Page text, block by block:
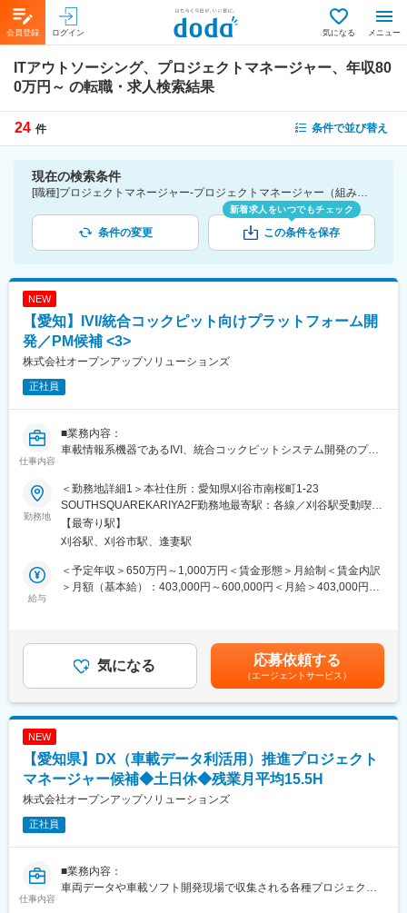
会員登録 ログイン 気になる メニュー
ITアウトソーシング、プロジェクトマネージャー、年収80
0万円～ の転職・求人検索結果
24 件 条件で並び替え
現在の検索条件
[職種]プロジェクトマネージャー-プロジェクトマネージャー（組み込みソフトウエア） [業種]ITアウトソーシング-IT・通信業界 [年収]800万円～
条件の変更
新着求人をいつでもチェック
この条件を保存
NEW
【愛知】IVI/統合コックピット向けプラットフォーム開
発／PM候補 <3>
株式会社オープンアップソリューションズ
正社員
仕事内容
■業務内容：
車載情報系機器であるIVI、統合コックピットシステム開発のプロ
■具体的には：
◎地図描画／案内／ルート探索etcの機能開発
◎～5名のメンバを配下に、管轄するチームの受け持つ機能開発の
作業計画を立案し、チームマネジメントを行う
◎IVI／統合コックピットシステム内の機能開発を担当
◎上流～下流まで対応しており幅広くキャリア形成可能
■主な使用ツール：
Visual Studio、Microsoft Teams、Git
■築けるキャリア：
・車載組込みエンジニア
ニアを支援する」エンジニアファーストの開発会社です。
当社ではその考えから、「面接＝選考」ではなく「面接＝マッチ
勤務地
＜勤務地詳細1＞本社住所：愛知県刈谷市南桜町1-23
SOUTHSQUAREKARIYA2F勤務地最寄駅：各線／刈谷駅受動喫煙
対策：屋内全面禁煙＜勤務地詳細2＞愛知県の顧客先住所：愛知県
受動喫煙対策：屋内全面禁煙変更の範囲：会社の定める事業所
【最寄り駅】
刈谷駅、刈谷市駅、逢妻駅
給与
＜予定年収＞650万円～1,000万円＜賃金形態＞月給制＜賃金内訳
＞月額（基本給）：403,000円～600,000円＜月給＞403,000円～
下する可能性があります。月給(月額)は固定手当を含めた表記で
す。
気になる 応募依頼する
（エージェントサービス）
NEW
【愛知県】DX（車載データ利活用）推進プロジェクト
マネージャー候補◆土日休◆残業月平均15.5H
株式会社オープンアップソリューションズ
正社員
仕事内容
■業務内容：
車両データや車載ソフト開発現場で収集される各種プロジェクト